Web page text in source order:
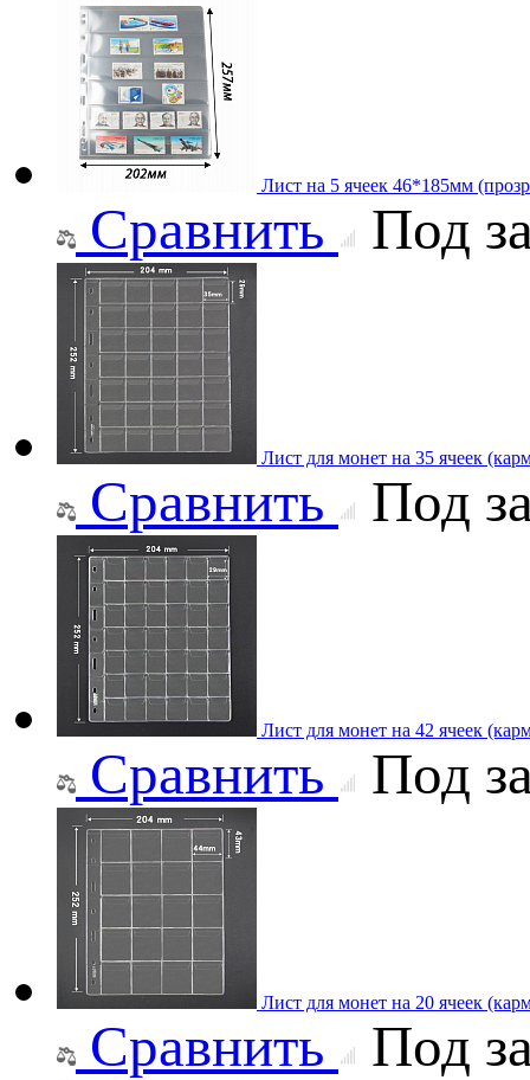
Лист на 5 ячеек 46*185мм
Сравнить Под
Лист для монет на 35 ячеек
Сравнить Под
Лист для монет на 42 ячеек
Сравнить Под
Лист для монет на 20 ячеек
Сравнить Под